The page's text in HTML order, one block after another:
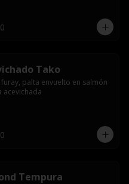
Tako
palta envuelto en salmón
acevichada
Tempura